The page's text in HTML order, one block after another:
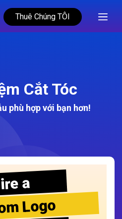
Thuê Chúng TÔI
Cắt Tóc
phù hợp với bạn hơn!
a
Logo